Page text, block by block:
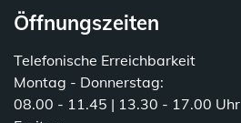
Öffnungszeiten
Telefonische Erreichbarkeit
Montag - Donnerstag:
08.00 - 11.45 | 13.30 - 17.00 Uhr